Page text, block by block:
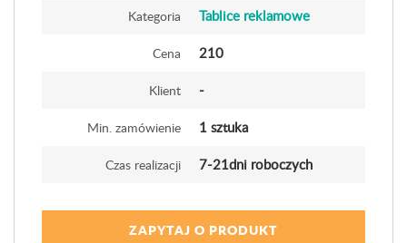
Kategoria Tablice reklamowe
Cena 210
Klient -
Min. zamówienie 1 sztuka
Czas realizacji 7-21dni roboczych
ZAPYTAJ O PRODUKT